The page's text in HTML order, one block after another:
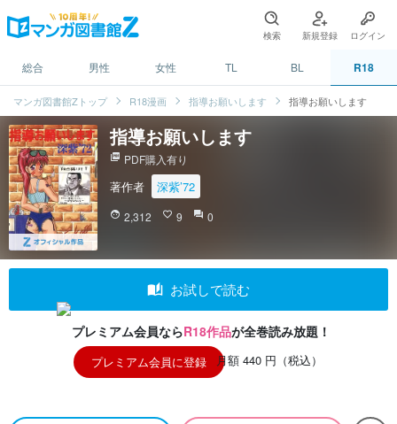
検索 新規登録 ログイン
総合 男性 女性 TL BL R18
マンガ図書館Zトップ R18漫画 指導お願いします 指導お願いします
指導お願いします
picture_as_pdf PDF購入有り
著作者 深紫’72
face 2,312 favorite_border 9 question_answer 0
auto_stories お試しで読む
プレミアム会員ならR18作品が全巻読み放題！
プレミアム会員に登録 月額 440 円（税込）